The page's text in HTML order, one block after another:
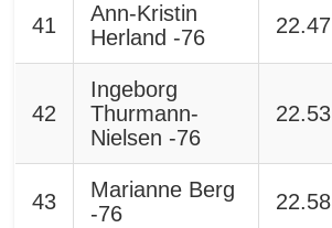
41
Ann-Kristin
Herland -76
22.47
42
Ingeborg
Thurmann-
Nielsen -76
22.53
43
Marianne Berg
-76
22.58